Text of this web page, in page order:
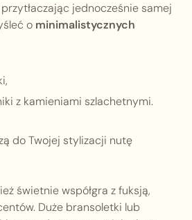
jednocześnie samej
o minimalistycznych
z kamieniami szlachetnymi.
do Twojej stylizacji nutę
świetnie współgra z fuksją,
Duże bransoletki lub